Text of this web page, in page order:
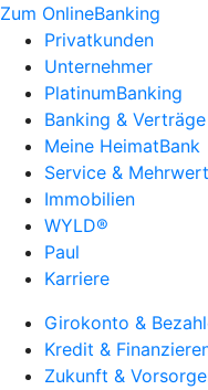
Zum OnlineBanking
Privatkunden
Unternehmer
PlatinumBanking
Banking & Verträge
Meine HeimatBank
Service &
Immobilien
WYLD®
Paul
Karriere
Girokonto &
Kredit &
Zukunft &